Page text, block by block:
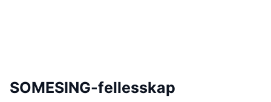
SOMESING-fellesskap